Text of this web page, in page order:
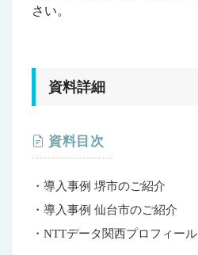
さい。
資料詳細
資料目次
・導入事例 堺市のご紹介
・導入事例 仙台市のご紹介
・NTTデータ関西プロフィール